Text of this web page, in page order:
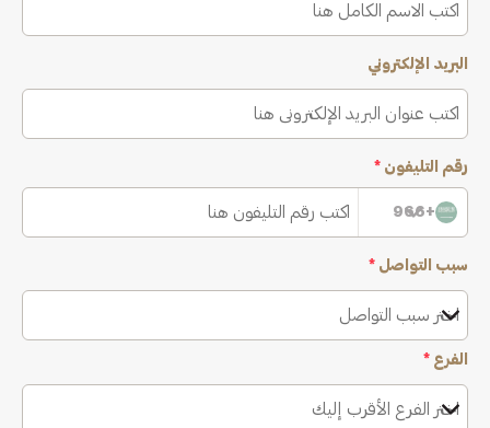
البريد الإلكتروني
رقم التليفون *
+966
سبب التواصل *
اختر سبب التواصل
الفرع *
اختر الفرع الأقرب إليك